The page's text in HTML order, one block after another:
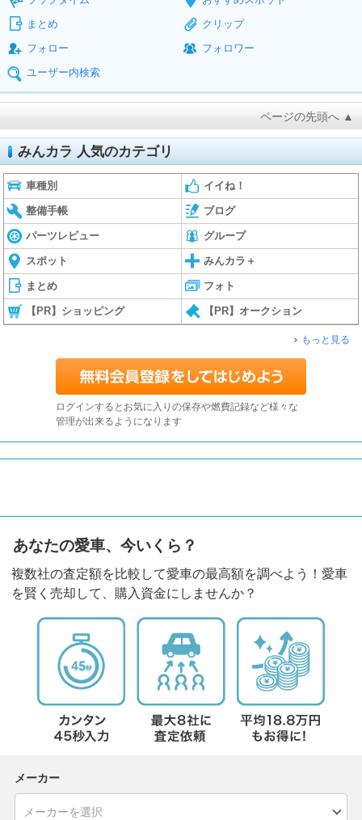
まとめ
クリップ
フォロー
フォロワー
ユーザー内検索
ページの先頭へ ▲
みんカラ 人気のカテゴリ
車種別 イイね！
整備手帳 ブログ
パーツレビュー グループ
スポット みんカラ＋
まとめ フォト
【PR】ショッピング 【PR】オークション
もっと見る
ログインするとお気に入りの保存や燃費記録など様々な
管理が出来るようになります
あなたの愛車、今いくら？
複数社の査定額を比較して愛車の最高額を調べよう！愛車
を賢く売却して、購入資金にしませんか？
メーカー